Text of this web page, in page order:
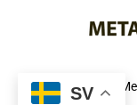
©2024
SV